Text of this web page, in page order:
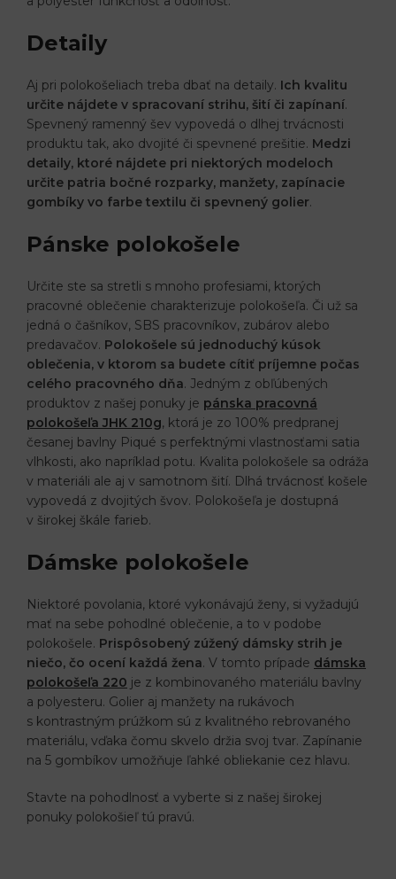
Detaily
Aj pri polokošeliach treba dbať na detaily. Ich kvalitu
určite nájdete v spracovaní strihu, šití či zapínaní.
Spevnený ramenný šev vypovedá o dlhej trvácnosti
produktu tak, ako dvojité či spevnené prešitie. Medzi
detaily, ktoré nájdete pri niektorých modeloch
určite patria bočné rozparky, manžety, zapínacie
gombíky vo farbe textilu či spevnený golier.
Pánske polokošele
Určite ste sa stretli s mnoho profesiami, ktorých
pracovné oblečenie charakterizuje polokošeľa. Či už sa
jedná o čašníkov, SBS pracovníkov, zubárov alebo
predavačov. Polokošele sú jednoduchý kúsok
oblečenia, v ktorom sa budete cítiť príjemne počas
celého pracovného dňa. Jedným z obľúbených
produktov z našej ponuky je pánska pracovná
polokošeľa JHK 210g, ktorá je zo 100% predpranej
česanej bavlny Piqué s perfektnými vlastnosťami satia
vlhkosti, ako napríklad potu. Kvalita polokošele sa odráža
v materiáli ale aj v samotnom šití. Dlhá trvácnosť košele
vypovedá z dvojitých švov. Polokošeľa je dostupná
v širokej škále farieb.
Dámske polokošele
Niektoré povolania, ktoré vykonávajú ženy, si vyžadujú
mať na sebe pohodlné oblečenie, a to v podobe
polokošele. Prispôsobený zúžený dámsky strih je
niečo, čo ocení každá žena. V tomto prípade dámska
polokošeľa 220 je z kombinovaného materiálu bavlny
a polyesteru. Golier aj manžety na rukávoch
s kontrastným prúžkom sú z kvalitného rebrovaného
materiálu, vďaka čomu skvelo držia svoj tvar. Zapínanie
na 5 gombíkov umožňuje ľahké obliekanie cez hlavu.
Stavte na pohodlnosť a vyberte si z našej širokej
ponuky polokošieľ tú pravú.